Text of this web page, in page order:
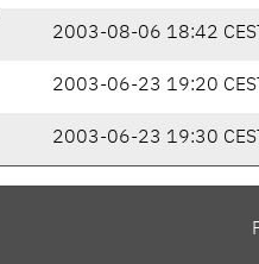
2003-08-06 18:42
2003-06-23 19:20
2003-06-23 19:30